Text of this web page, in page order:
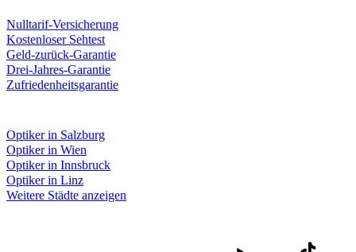
Nulltarif-Versicherung
Kostenloser Sehtest
Geld-zurück-Garantie
Drei-Jahres-Garantie
Zufriedenheitsgarantie
Optiker in Salzburg
Optiker in Wien
Optiker in Innsbruck
Optiker in Linz
Weitere Städte anzeigen